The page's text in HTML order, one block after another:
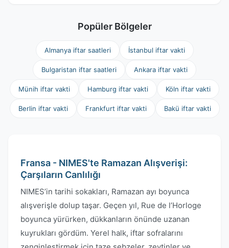
Popüler Bölgeler
Almanya iftar saatleri İstanbul iftar vakti
Bulgaristan iftar saatleri Ankara iftar vakti
Münih iftar vakti Hamburg iftar vakti Köln iftar vakti
Berlin iftar vakti Frankfurt iftar vakti Bakü iftar vakti
Fransa - NIMES'te Ramazan Alışverişi:
Çarşıların Canlılığı
NIMES’in tarihi sokakları, Ramazan ayı boyunca
alışverişle dolup taşar. Geçen yıl, Rue de l’Horloge
boyunca yürürken, dükkanların önünde uzanan
kuyrukları gördüm. Yerel halk, iftar sofralarını